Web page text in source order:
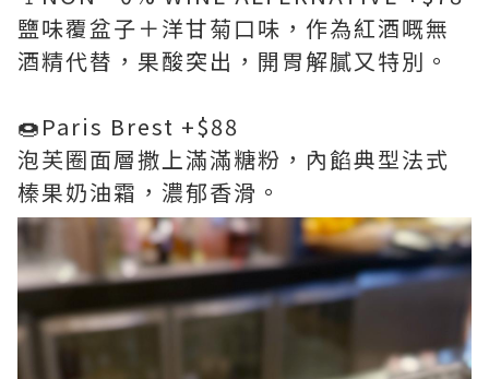
鹽味覆盆子＋洋甘菊口味，作為紅酒嘅無
酒精代替，果酸突出，開胃解膩又特別。
🍩Paris Brest +$88
泡芙圈面層撒上滿滿糖粉，內餡典型法式
榛果奶油霜，濃郁香滑。